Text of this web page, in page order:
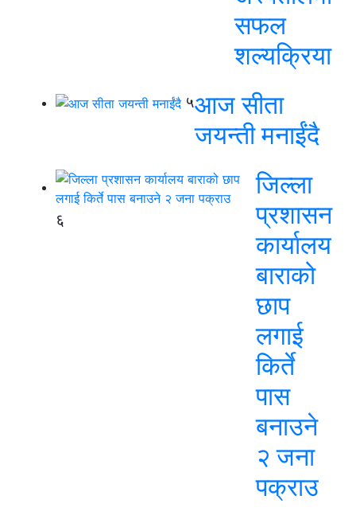
सफल
शल्यक्रिया
५आज सीता
जयन्ती मनाईंदै
६
जिल्ला
प्रशासन
कार्यालय
बाराको
छाप
लगाई
किर्ते
पास
बनाउने
२ जना
पक्राउ